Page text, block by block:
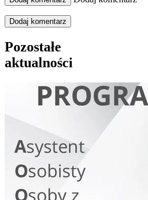
Dodaj komentarz
Pozostałe
aktualności